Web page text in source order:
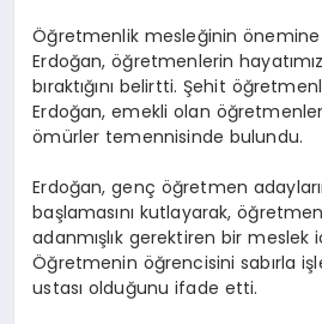
Öğretmenlik mesleğinin
Erdoğan, öğretmenlerin
bıraktığını belirtti. Şehit
Erdoğan, emekli olan
ömürler temennisinde bulundu.
Erdoğan, genç öğretmen
başlamasını kutlayarak,
adanmışlık gerektiren bir meslek
Öğretmenin öğrencisini sabırla
ustası olduğunu ifade etti.